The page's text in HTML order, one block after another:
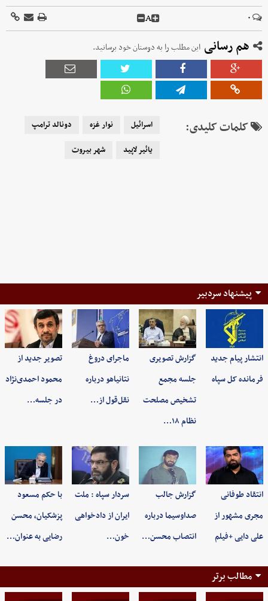
۰ A
هم رسانی این مطلب را به دوستان خود برسانید.
کلمات کلیدی: اسرائیل نوار غزه
دونالد ترامپ
یائیر لاپید
شهر بیروت
پیشنهاد سردبیر
انتشار پیام جدید
فرمانده کل سپاه
گزارش تصویری
جلسه مجمع
تشخیص مصلحت
نظام ۱۸…
ماجرای دروغ
نتانیاهو درباره
نقل‌قول از…
تصویر جدید از
محمود احمدی‌نژاد
در جلسه…
انتقاد طوفانی
مجری مشهور از
علی دایی +فیلم
گزارش جالب
صداوسیما درباره
انتصاب محسن…
سردار سپاه : ملت
ایران از دادخواهی
خون…
با حکم مسعود
پزشکیان، محسن
رضایی به عنوان…
مطالب برتر